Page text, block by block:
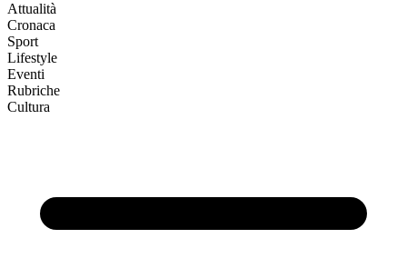
Attualità
Cronaca
Sport
Lifestyle
Eventi
Rubriche
Cultura